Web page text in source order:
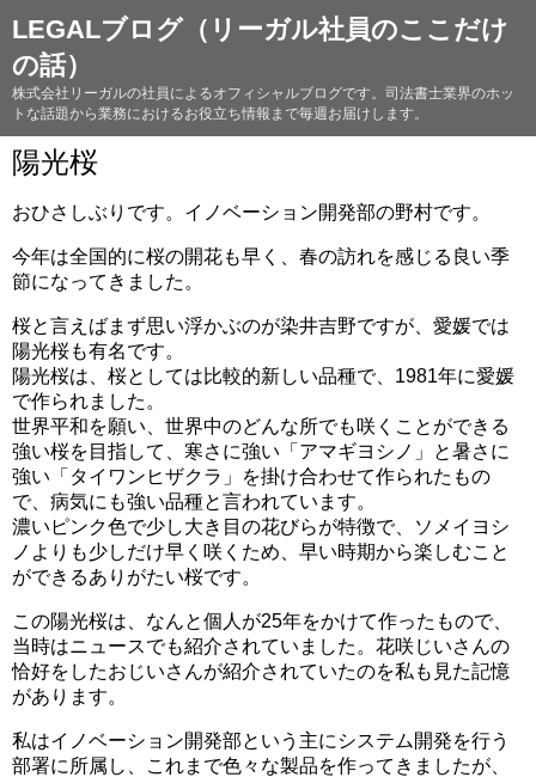
LEGALブログ（リーガル社員のここだけ
の話）
株式会社リーガルの社員によるオフィシャルブログです。司法書士業界のホッ
トな話題から業務におけるお役立ち情報まで毎週お届けします。
陽光桜
おひさしぶりです。イノベーション開発部の野村です。
今年は全国的に桜の開花も早く、春の訪れを感じる良い季
節になってきました。
桜と言えばまず思い浮かぶのが染井吉野ですが、愛媛では
陽光桜も有名です。
陽光桜は、桜としては比較的新しい品種で、1981年に愛媛
で作られました。
世界平和を願い、世界中のどんな所でも咲くことができる
強い桜を目指して、寒さに強い「アマギヨシノ」と暑さに
強い「タイワンヒザクラ」を掛け合わせて作られたもの
で、病気にも強い品種と言われています。
濃いピンク色で少し大き目の花びらが特徴で、ソメイヨシ
ノよりも少しだけ早く咲くため、早い時期から楽しむこと
ができるありがたい桜です。
この陽光桜は、なんと個人が25年をかけて作ったもので、
当時はニュースでも紹介されていました。花咲じいさんの
恰好をしたおじいさんが紹介されていたのを私も見た記憶
があります。
私はイノベーション開発部という主にシステム開発を行う
部署に所属し、これまで色々な製品を作ってきましたが、